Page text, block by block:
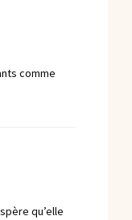
comme
qu’elle